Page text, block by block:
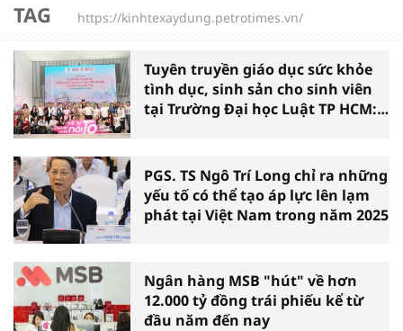
TAG https://kinhtexaydung.petrotimes.vn/
Tuyên truyền giáo dục sức khỏe
tình dục, sinh sản cho sinh viên
tại Trường Đại học Luật TP HCM:
PGS. TS Ngô Trí Long chỉ ra những
yếu tố có thể tạo áp lực lên lạm
phát tại Việt Nam trong năm 2025
Ngân hàng MSB "hút" về hơn
12.000 tỷ đồng trái phiếu kể từ
đầu năm đến nay